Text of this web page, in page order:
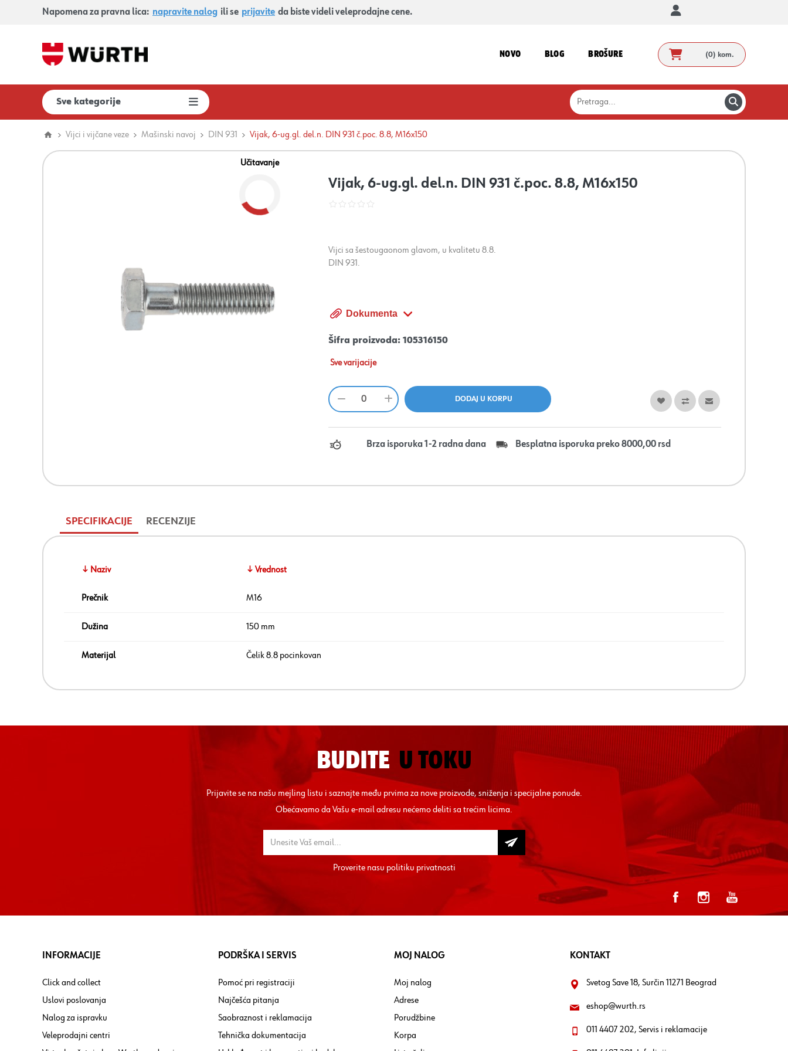
Napomena za pravna lica: napravite nalog ili se prijavite da biste videli veleprodajne cene.
NOVO BLOG BROŠURE (0) kom.
Sve kategorije
Vijci i vijčane veze Mašinski navoj DIN 931 Vijak, 6-ug.gl. del.n. DIN 931 č.poc. 8.8, M16x150
Učitavanje
Vijak, 6-ug.gl. del.n. DIN 931 č.poc. 8.8, M16x150
Vijci sa šestougaonom glavom, u kvalitetu 8.8.
DIN 931.
Dokumenta
Šifra proizvoda: 105316150
Sve varijacije
Brza isporuka 1-2 radna dana Besplatna isporuka preko 8000,00 rsd
SPECIFIKACIJE RECENZIJE
↓ Naziv ↓ Vrednost
Prečnik M16
Dužina 150 mm
Materijal Čelik 8.8 pocinkovan
BUDITE U TOKU
Prijavite se na našu mejling listu i saznajte među prvima za nove proizvode, sniženja i specijalne ponude.
Obećavamo da Vašu e-mail adresu nećemo deliti sa trećim licima.
Proverite nasupolitiku privatnosti
INFORMACIJE
Click and collect
Uslovi poslovanja
Nalog za ispravku
Veleprodajni centri
PODRŠKA I SERVIS
Pomoć pri registraciji
Najčešća pitanja
Saobraznost i reklamacija
Tehnička dokumentacija
MOJ NALOG
Moj nalog
Adrese
Porudžbine
Korpa
KONTAKT
Svetog Save 18, Surčin 11271 Beograd
eshop@wurth.rs
011 4407 202, Servis i reklamacije